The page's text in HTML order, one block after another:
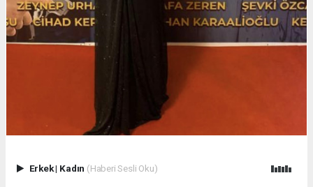
Erkek| Kadın (Haberi Sesli Oku)